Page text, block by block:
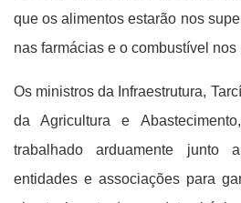
que os alimentos estarão nos
nas farmácias e o combustível nos
Os ministros da Infraestrutura,
da Agricultura e
trabalhado arduamente junto
entidades e associações para